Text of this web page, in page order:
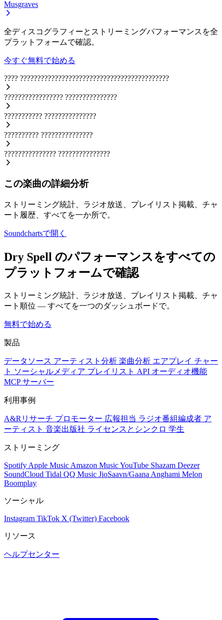
Musgraves
全ディスコグラフィーとストリーミングパフォーマンスを全
プラットフォームで確認。
今すぐ無料で始める
???? ???????????????????????????????????????????
????????????????? ???????????????
??????????? ???????????????
?????????? ???????????????
??????????????? ???????????????
この楽曲の詳細分析
ストリーミング統計、ラジオ放送、プレイリスト掲載、チャ
ート履歴、すべてを一か所で。
Soundchartsで開く
Dry Spell のパフォーマンスをすべての
プラットフォームで確認
ストリーミング統計、ラジオ放送、プレイリスト掲載、チャ
ート順位 — すべてを一つのダッシュボードで。
無料で始める
製品
データソース アーティスト分析 楽曲分析 エアプレイ チャー
ト ソーシャルメディア プレイリスト API オーディオ機能
MCP サーバー
利用事例
A&Rリサーチ プロモーター 広報担当 ラジオ番組編成者 ア
ーティスト 音楽出版社 ライセンスとシンクロ 学生
ストリーミング
Spotify Apple Music Amazon MusicYouTube Shazam Deezer
SoundCloud Tidal QQ Music JioSaavn/Gaana Anghami Melon
Boomplay
ソーシャル
Instagram TikTok X (Twitter) Facebook
リソース
ヘルプセンター